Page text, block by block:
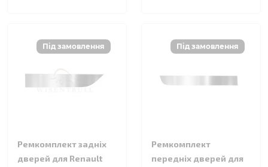
Ремкомплект задніх
дверей для Renault
Ремкомплект
передніх дверей для